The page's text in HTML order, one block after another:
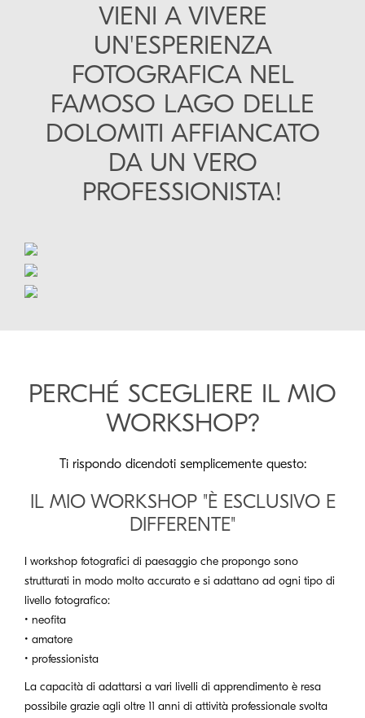
VIENI A VIVERE
UN'ESPERIENZA
FOTOGRAFICA NEL
FAMOSO LAGO DELLE
DOLOMITI AFFIANCATO
DA UN VERO
PROFESSIONISTA!
PERCHÉ SCEGLIERE IL MIO
WORKSHOP?
Ti rispondo dicendoti semplicemente questo:
IL MIO WORKSHOP "È ESCLUSIVO E
DIFFERENTE"
I workshop fotografici di paesaggio che propongo sono
strutturati in modo molto accurato e si adattano ad ogni tipo di
livello fotografico:
• neofita
• amatore
• professionista
La capacità di adattarsi a vari livelli di apprendimento è resa
possibile grazie agli oltre 11 anni di attività professionale svolta